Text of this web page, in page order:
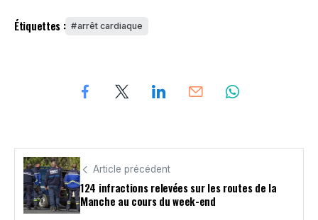
Étiquettes : arrêt cardiaque
Article précédent
​124 infractions relevées sur les routes de la
Manche au cours du week-end